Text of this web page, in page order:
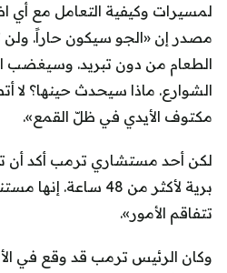
لمسيرات وكيفية التعامل مع أي
مصدر إن «الجو سيكون حاراً. ولن
الطعام من دون تبريد. وسيغضب
الشوارع. ماذا سيحدث حينها؟ لا
مكتوف الأيدي في ظلّ القمع».
لكن أحد مستشاري ترمب أكد أن
برية لأكثر من 48
تتفاقم الأمور».
وكان الرئيس ترمب قد وقع في